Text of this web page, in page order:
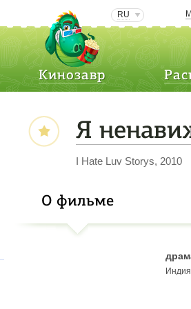
RU
Кинозавр
Я
I Hate Luv Storys, 2010
О фильме
Индия